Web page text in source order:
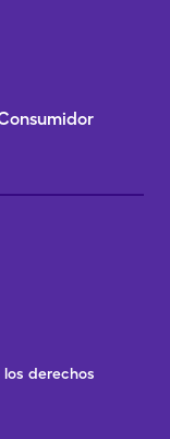
los derechos